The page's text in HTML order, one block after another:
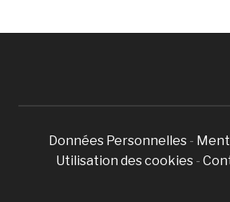
Données Personnelles -
Utilisation des cookies -